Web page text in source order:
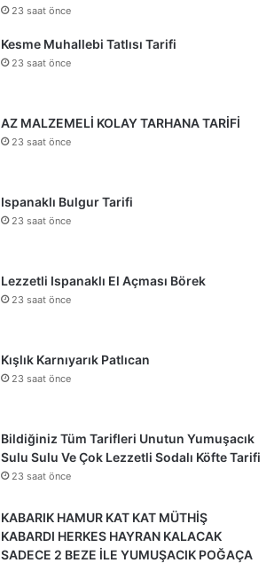
23 saat önce
Kesme Muhallebi Tatlısı Tarifi
23 saat önce
AZ MALZEMELİ KOLAY TARHANA TARİFİ
23 saat önce
Ispanaklı Bulgur Tarifi
23 saat önce
Lezzetli Ispanaklı El Açması Börek
23 saat önce
Kışlık Karnıyarık Patlıcan
23 saat önce
Bildiğiniz Tüm Tarifleri Unutun Yumuşacık
Sulu Sulu Ve Çok Lezzetli Sodalı Köfte Tarifi
23 saat önce
KABARIK HAMUR KAT KAT MÜTHİŞ
KABARDI HERKES HAYRAN KALACAK
SADECE 2 BEZE İLE YUMUŞACIK POĞAÇA